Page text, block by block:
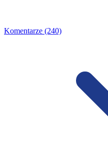
Komentarze (240)